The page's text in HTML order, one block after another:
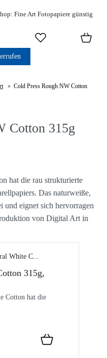
» Cold Press Rough NW Cotton
Cotton 315g
hat die rau strukturierte
Das naturweiße,
und eignet sich hervorragen
von Digital Art in
315g,
Cotton hat die